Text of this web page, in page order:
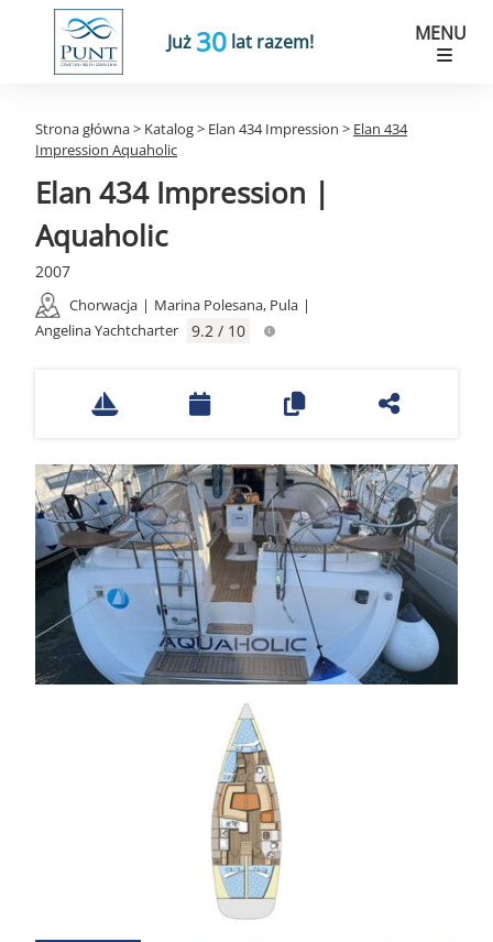
Już 30 lat razem! MENU
Strona główna> Katalog> Elan 434 Impression > Elan 434
Impression Aquaholic
Elan 434 Impression |
Aquaholic
2007
Chorwacja | Marina Polesana, Pula |
Angelina Yachtcharter
9.2 / 10